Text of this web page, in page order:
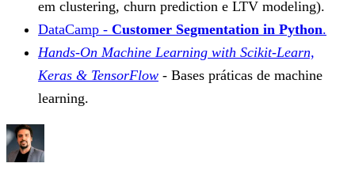
em clustering, churn prediction e LTV modeling).
DataCamp - Customer Segmentation in Python.
Hands-On Machine Learning with Scikit-Learn,
Keras & TensorFlow - Bases práticas de machine
learning.